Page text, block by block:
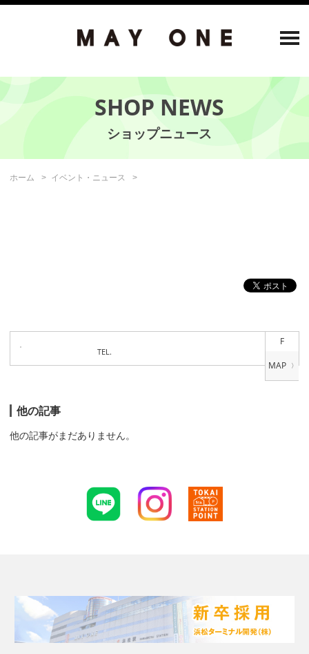
SHOP NEWS
ホーム イベント・ニュース
F
TEL.
他の記事
他の記事がまだありません。